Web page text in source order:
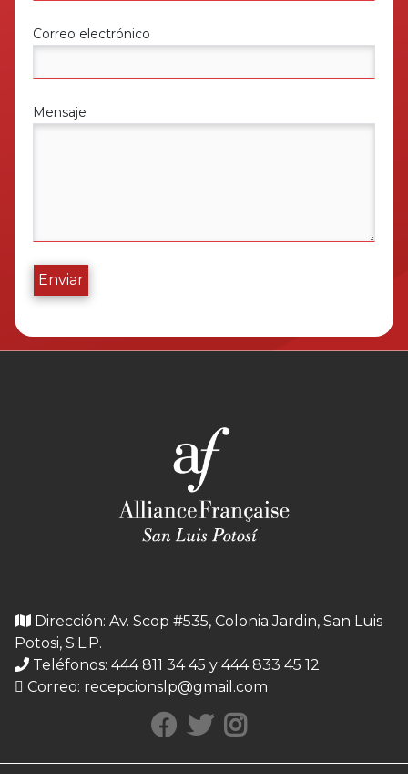
Correo electrónico
Mensaje
Enviar
Dirección: Av. Scop #535, Colonia Jardin, San Luis
Potosi, S.L.P.
Teléfonos: 444 811 34 45 y 444 833 45 12
Correo: recepcionslp@gmail.com